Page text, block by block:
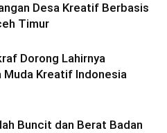
Desa Kreatif Berbasis
Timur
Dorong Lahirnya
Muda Kreatif Indonesia
Buncit dan Berat Badan